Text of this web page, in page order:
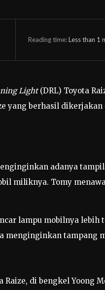
Reading time:Less than 1
Light(DRL) Toyota
yang berhasil
adanya
miliknya. Tomy
lampu mobilnya
menginginkan tampang
di bengkel Yoong